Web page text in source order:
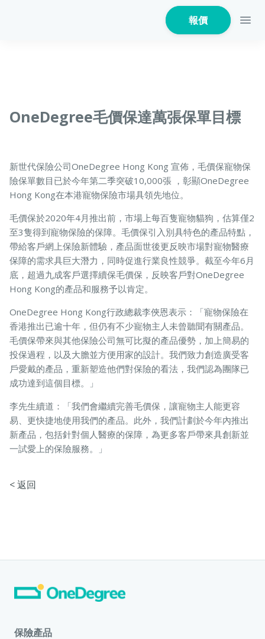
報價
危疾保
寵物保險
龜鳥保險
OneDegree毛價保達萬張保單目標
新世代保險公司OneDegree Hong Kong 宣佈，毛價保寵物保
險保單數目已於今年第二季突破10,000張 ，彰顯OneDegree
Hong Kong在本港寵物保險市場具領先地位。
毛價保於2020年4月推出前，市場上每百隻寵物貓狗，估算僅2
至3隻得到寵物保險的保障。毛價保引入別具特色的產品特點，
帶給客戶網上保險新體驗，產品面世後更反映市場對寵物醫療
保障的需求具巨大潛力，同時促進行業良性競爭。截至今年6月
底，超過九成客戶選擇續保毛價保，反映客戶對OneDegree
Hong Kong的產品和服務予以肯定。
OneDegree Hong Kong行政總裁李俠恩表示：「寵物保險在
香港推出已逾十年，但仍有不少寵物主人未曾聽聞有關產品。
毛價保帶來與其他保險公司無可比擬的產品優勢，加上簡易的
投保過程，以及大膽並方便用家的設計。我們致力創造廣受客
戶愛戴的產品，重新塑造他們對保險的看法，我們認為團隊已
成功達到這個目標。」
李先生續道：「我們會繼續完善毛價保，讓寵物主人能更容
易、更快捷地使用我們的產品。此外，我們計劃於今年內推出
新產品，包括針對個人醫療的保障，為更多客戶帶來具創新並
一試愛上的保險服務。」
< 返回
保險產品